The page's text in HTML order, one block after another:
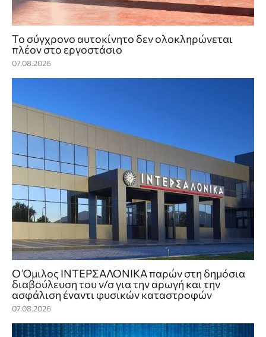
Το σύγχρονο αυτοκίνητο δεν ολοκληρώνεται
πλέον στο εργοστάσιο
07.08.2026
Ο Όμιλος ΙΝΤΕΡΣΑΛΟΝΙΚΑ παρών στη δημόσια
διαβούλευση του ν/σ για την αρωγή και την
ασφάλιση έναντι φυσικών καταστροφών
07.08.2026